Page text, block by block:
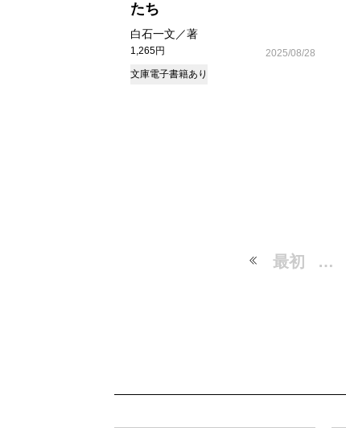
たち
白石一文／著
1,265円
2025/08/28
文庫電子書籍あり
最初 …